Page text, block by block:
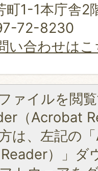
町1-1本庁舎2
72-8230
い合わせは
ァイルを閲
（Acrobat
は、左記の
）」ダ